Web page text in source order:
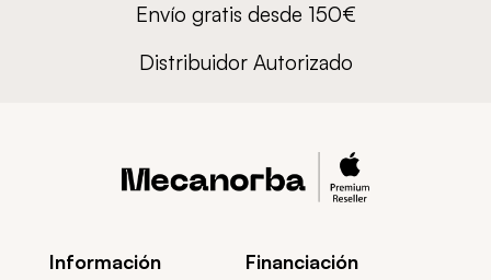
Envío gratis desde 150€
Distribuidor Autorizado
Información Financiación